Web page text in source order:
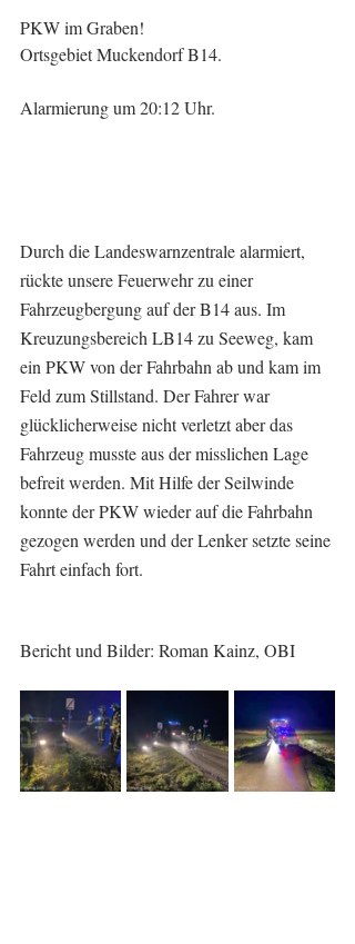
PKW im Graben!
Ortsgebiet Muckendorf B14.
Alarmierung um 20:12 Uhr.
Durch die Landeswarnzentrale alarmiert,
rückte unsere Feuerwehr zu einer
Fahrzeugbergung auf der B14 aus. Im
Kreuzungsbereich LB14 zu Seeweg, kam
ein PKW von der Fahrbahn ab und kam im
Feld zum Stillstand. Der Fahrer war
glücklicherweise nicht verletzt aber das
Fahrzeug musste aus der misslichen Lage
befreit werden. Mit Hilfe der Seilwinde
konnte der PKW wieder auf die Fahrbahn
gezogen werden und der Lenker setzte seine
Fahrt einfach fort.
Bericht und Bilder: Roman Kainz, OBI